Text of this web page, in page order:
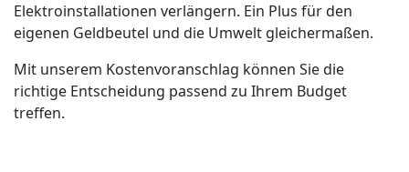
Elektroinstallationen verlängern. Ein Plus für den
eigenen Geldbeutel und die Umwelt gleichermaßen.
Mit unserem Kostenvoranschlag können Sie die
richtige Entscheidung passend zu Ihrem Budget
treffen.